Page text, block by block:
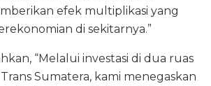
efek multiplikasi yang
di sekitarnya.”
“Melalui investasi di dua ruas
Sumatera, kami menegaskan